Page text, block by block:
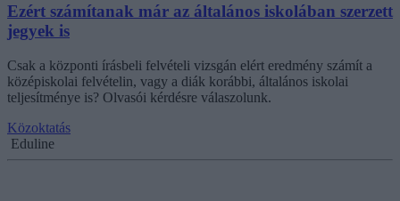
Ezért számítanak már az általános iskolában szerzett
jegyek is
Csak a központi írásbeli felvételi vizsgán elért eredmény számít a
középiskolai felvételin, vagy a diák korábbi, általános iskolai
teljesítménye is? Olvasói kérdésre válaszolunk.
Közoktatás
Eduline